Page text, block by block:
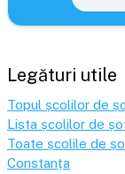
Legături utile
Topul școlilor de
Lista școlilor de
Toate școlile de
Constanța